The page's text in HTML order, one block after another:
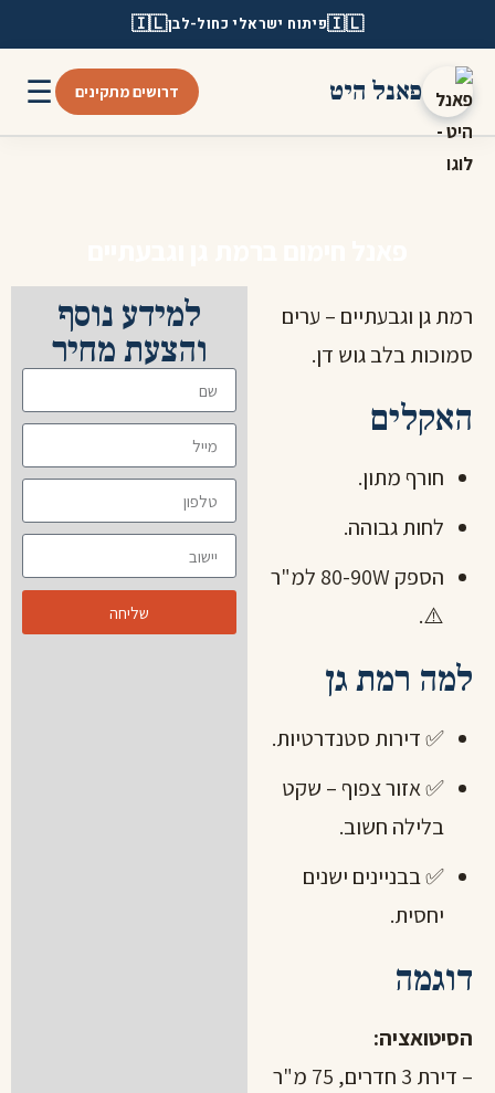
🇮🇱פיתוח ישראלי כחול-לבן🇮🇱
פאנל היט דרושים מתקינים ☰
רמת גן וגבעתיים – ערים
סמוכות בלב גוש דן.
האקלים
חורף מתון.
לחות גבוהה.
הספק 80-90W למ"ר
⚠️.
למה רמת גן
✅ דירות סטנדרטיות.
✅ אזור צפוף – שקט
בלילה חשוב.
✅ בבניינים ישנים
יחסית.
דוגמה
הסיטואציה:
– דירת 3 חדרים, 75 מ"ר
למידע נוסף
והצעת מחיר
שליחה